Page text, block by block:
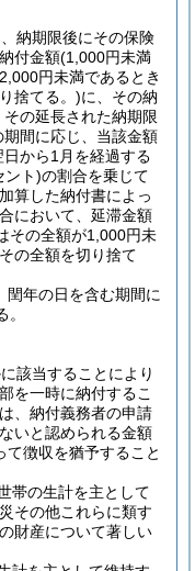
納期限後にその保険
付金額(1,000円未満
円未満であるとき
捨てる。)に、その納
の延長された納期限
間に応じ、当該金額
から1月を経過する
ント)の割合を乗じて
算した納付書によっ
において、延滞金額
その全額が1,000円未
の全額を切り捨て
閏年の日を含む期間に
該当することにより
を一時に納付するこ
、納付義務者の申請
いと認められる金額
徴収を猶予すること
帯の生計を主として
その他これらに類す
財産について著しい